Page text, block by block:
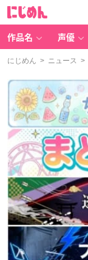
作品名 声優
にじめん > ニュース >